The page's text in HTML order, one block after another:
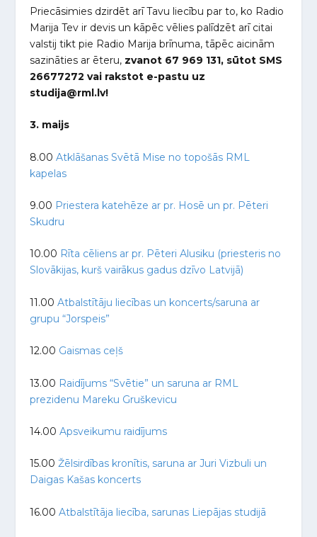
Priecāsimies dzirdēt arī Tavu liecību par to, ko Radio
Marija Tev ir devis un kāpēc vēlies palīdzēt arī citai
valstij tikt pie Radio Marija brīnuma, tāpēc aicinām
sazināties ar ēteru, zvanot 67 969 131, sūtot SMS
26677272 vai rakstot e-pastu uz
studija@rml.lv!
3. maijs
8.00Atklāšanas Svētā Mise no topošās RML
kapelas
9.00 Priestera katehēze ar pr. Hosē un pr. Pēteri
Skudru
10.00 Rīta cēliens ar pr. Pēteri Alusiku (priesteris no
Slovākijas, kurš vairākus gadus dzīvo Latvijā)
11.00Atbalstītāju liecības un koncerts/saruna ar
grupu “Jorspeis”
12.00 Gaismas ceļš
13.00 Raidījums “Svētie” un saruna ar RML
prezidenu Mareku Gruškevicu
14.00Apsveikumu raidījums
15.00Žēlsirdības kronītis, saruna ar Juri Vizbuli un
Daigas Kašas koncerts
16.00Atbalstītāja liecība, sarunas Liepājas studijā